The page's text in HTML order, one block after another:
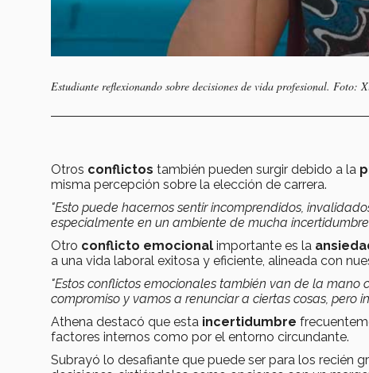
Estudiante reflexionando sobre decisiones de vida profesional. Foto:
Otros conflictos también pueden surgir debido a la
misma percepción sobre la elección de carrera.
"Esto puede hacernos sentir incomprendidos,
especialmente en un ambiente de mucha
Otro conflicto emocional importante es la
a una vida laboral exitosa y eficiente, alineada con
"Estos conflictos emocionales también van de la
compromiso y vamos a renunciar a ciertas cosas, pero
Athena destacó que esta incertidumbre
factores internos como por el entorno circundante.
Subrayó lo desafiante que puede ser para los recién